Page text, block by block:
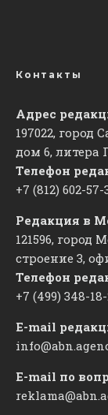
Контакты
Адрес
197022, город
дом 6, литера
Телефон
+7 (812) 602-57-
Редакция в
121596, город
строение 3,
Телефон
+7 (499) 348-
E-mail
E-mail по